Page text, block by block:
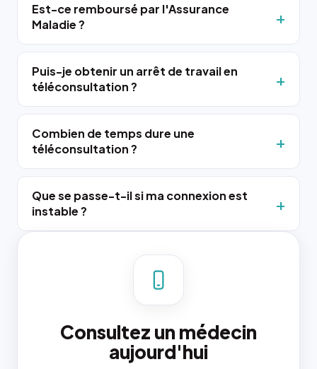
Est-ce remboursé par l'Assurance
Maladie ?
Puis-je obtenir un arrêt de travail en
téléconsultation ?
Combien de temps dure une
téléconsultation ?
Que se passe-t-il si ma connexion est
instable ?
Consultez un médecin
aujourd'hui